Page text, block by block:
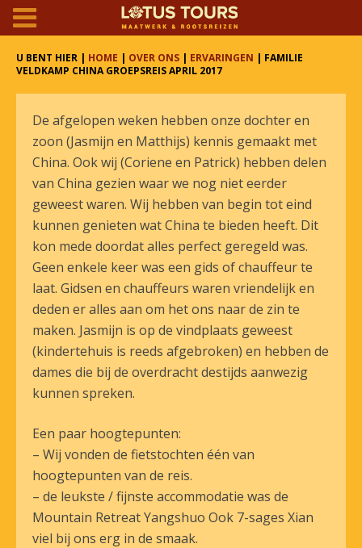
U BENT HIER | HOME | OVER ONS | ERVARINGEN | FAMILIE
VELDKAMP CHINA GROEPSREIS APRIL 2017
De afgelopen weken hebben onze dochter en
zoon (Jasmijn en Matthijs) kennis gemaakt met
China. Ook wij (Coriene en Patrick) hebben delen
van China gezien waar we nog niet eerder
geweest waren. Wij hebben van begin tot eind
kunnen genieten wat China te bieden heeft. Dit
kon mede doordat alles perfect geregeld was.
Geen enkele keer was een gids of chauffeur te
laat. Gidsen en chauffeurs waren vriendelijk en
deden er alles aan om het ons naar de zin te
maken. Jasmijn is op de vindplaats geweest
(kindertehuis is reeds afgebroken) en hebben de
dames die bij de overdracht destijds aanwezig
kunnen spreken.
Een paar hoogtepunten:
– Wij vonden de fietstochten één van
hoogtepunten van de reis.
– de leukste / fijnste accommodatie was de
Mountain Retreat Yangshuo Ook 7-sages Xian
viel bij ons erg in de smaak.